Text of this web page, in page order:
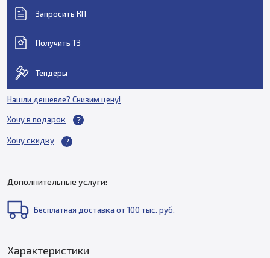
Запросить КП
Получить ТЗ
Тендеры
Нашли дешевле? Снизим цену!
Хочу в подарок
Хочу скидку
Дополнительные услуги:
Бесплатная доставка от 100 тыс. руб.
Характеристики